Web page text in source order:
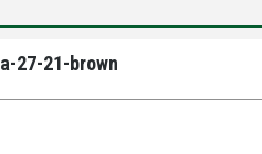
27-21-brown